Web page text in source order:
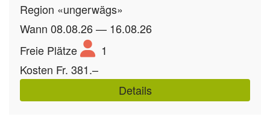
Region «ungerwägs»
Wann 08.08.26 — 16.08.26
Freie Plätze
1
Kosten Fr. 381.–
Details